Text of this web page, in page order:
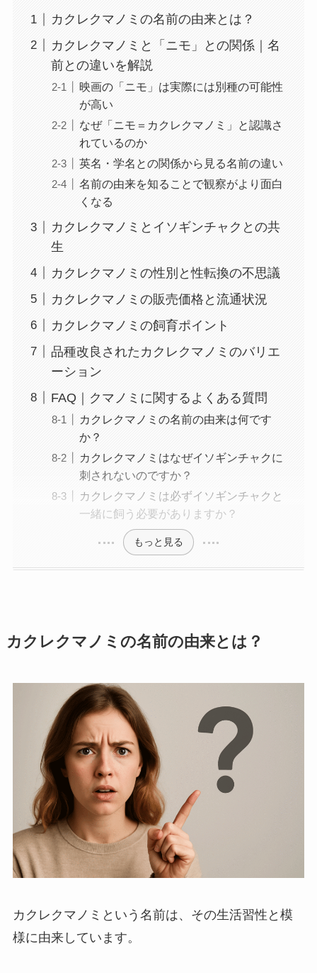
カクレクマノミの名前の由来とは？
カクレクマノミと「ニモ」との関係｜名
前との違いを解説
映画の「ニモ」は実際には別種の可能性
が高い
なぜ「ニモ＝カクレクマノミ」と認識さ
れているのか
英名・学名との関係から見る名前の違い
名前の由来を知ることで観察がより面白
くなる
カクレクマノミとイソギンチャクとの共
生
カクレクマノミの性別と性転換の不思議
カクレクマノミの販売価格と流通状況
カクレクマノミの飼育ポイント
品種改良されたカクレクマノミのバリエ
ーション
FAQ｜クマノミに関するよくある質問
カクレクマノミの名前の由来は何です
か？
カクレクマノミはなぜイソギンチャクに
刺されないのですか？
カクレクマノミは必ずイソギンチャクと
一緒に飼う必要がありますか？
もっと見る
カクレクマノミの名前の由来とは？
カクレクマノミという名前は、その生活習性と模
様に由来しています。